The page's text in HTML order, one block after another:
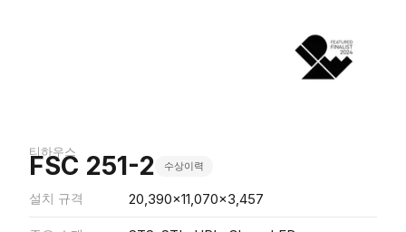
티하우스
FSC 251-2 수상이력
설치 규격 20,390x11,070x3,457